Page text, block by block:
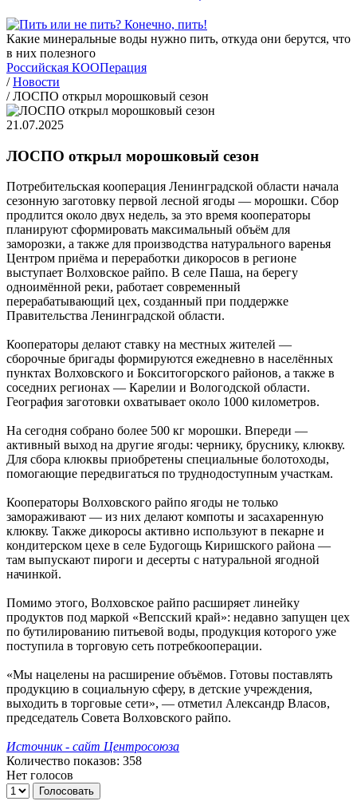
Какие минеральные воды нужно пить, откуда они берутся, что
в них полезного
Российская КООПерация
/ Новости
/ ЛОСПО открыл морошковый сезон
21.07.2025
ЛОСПО открыл морошковый сезон
Потребительская кооперация Ленинградской области начала
сезонную заготовку первой лесной ягоды — морошки. Сбор
продлится около двух недель, за это время кооператоры
планируют сформировать максимальный объём для
заморозки, а также для производства натурального варенья
Центром приёма и переработки дикоросов в регионе
выступает Волховское райпо. В селе Паша, на берегу
одноимённой реки, работает современный
перерабатывающий цех, созданный при поддержке
Правительства Ленинградской области.
Кооператоры делают ставку на местных жителей —
сборочные бригады формируются ежедневно в населённых
пунктах Волховского и Бокситогорского районов, а также в
соседних регионах — Карелии и Вологодской области.
География заготовки охватывает около 1000 километров.
На сегодня собрано более 500 кг морошки. Впереди —
активный выход на другие ягоды: чернику, бруснику, клюкву.
Для сбора клюквы приобретены специальные болотоходы,
помогающие передвигаться по труднодоступным участкам.
Кооператоры Волховского райпо ягоды не только
замораживают — из них делают компоты и засахаренную
клюкву. Также дикоросы активно используют в пекарне и
кондитерском цехе в селе Будогощь Киришского района —
там выпускают пироги и десерты с натуральной ягодной
начинкой.
Помимо этого, Волховское райпо расширяет линейку
продуктов под маркой «Вепсский край»: недавно запущен цех
по бутилированию питьевой воды, продукция которого уже
поступила в торговую сеть потребкооперации.
«Мы нацелены на расширение объёмов. Готовы поставлять
продукцию в социальную сферу, в детские учреждения,
выходить в торговые сети», — отметил Александр Власов,
председатель Совета Волховского райпо.
Источник - сайт Центросоюза
Количество показов: 358
Нет голосов
Голосовать